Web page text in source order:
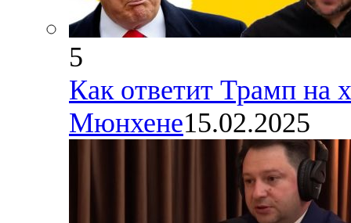
5
Как ответит Трамп на
Мюнхене15.02.2025